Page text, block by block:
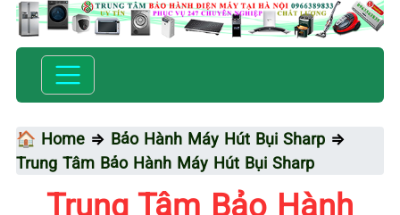
🏠 Home ⇒ Bảo Hành Máy Hút Bụi Sharp ⇒
Trung Tâm Bảo Hành Máy Hút Bụi Sharp
Trung Tâm Bảo Hành